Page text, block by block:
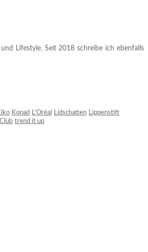
Lifestyle. Seit 2018 schreibe ich ebenfalls
Konad L'Oréal Lidschatten Lippenstift
Club trend it up